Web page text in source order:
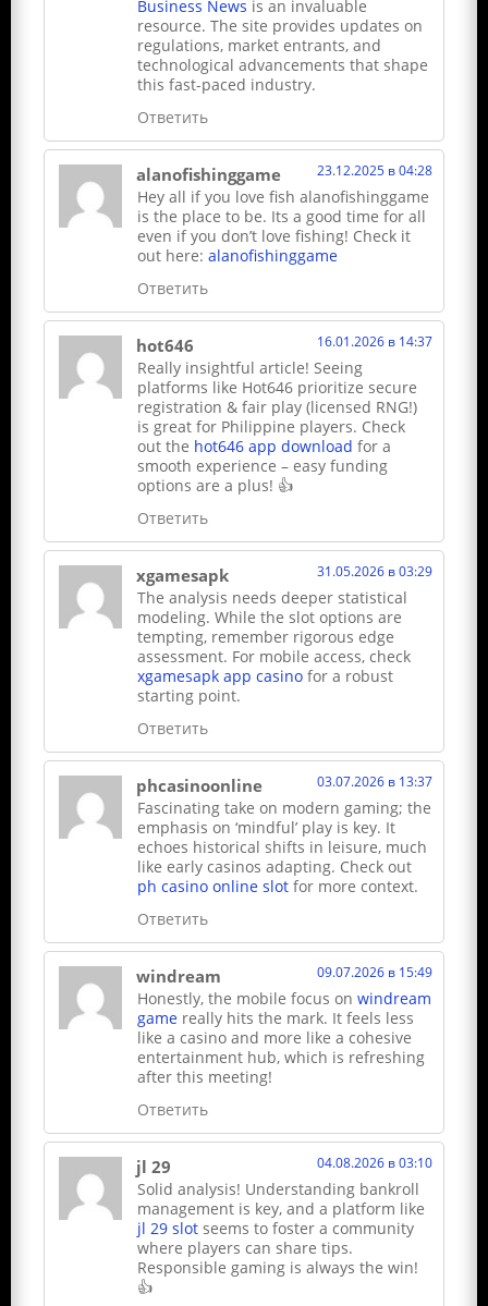
Business News is an invaluable
resource. The site provides updates on
regulations, market entrants, and
technological advancements that shape
this fast-paced industry.
Ответить
alanofishinggame 23.12.2025 в 04:28
Hey all if you love fish alanofishinggame
is the place to be. Its a good time for all
even if you don’t love fishing! Check it
out here: alanofishinggame
Ответить
hot646 16.01.2026 в 14:37
Really insightful article! Seeing
platforms like Hot646 prioritize secure
registration & fair play (licensed RNG!)
is great for Philippine players. Check
out the hot646 app download for a
smooth experience – easy funding
options are a plus! 👍
Ответить
xgamesapk 31.05.2026 в 03:29
The analysis needs deeper statistical
modeling. While the slot options are
tempting, remember rigorous edge
assessment. For mobile access, check
xgamesapk app casinofor a robust
starting point.
Ответить
phcasinoonline 03.07.2026 в 13:37
Fascinating take on modern gaming; the
emphasis on ‘mindful’ play is key. It
echoes historical shifts in leisure, much
like early casinos adapting. Check out
ph casino online slotfor more context.
Ответить
windream 09.07.2026 в 15:49
Honestly, the mobile focus on windream
gamereally hits the mark. It feels less
like a casino and more like a cohesive
entertainment hub, which is refreshing
after this meeting!
Ответить
jl 29 04.08.2026 в 03:10
Solid analysis! Understanding bankroll
management is key, and a platform like
jl 29 slotseems to foster a community
where players can share tips.
Responsible gaming is always the win!
👍